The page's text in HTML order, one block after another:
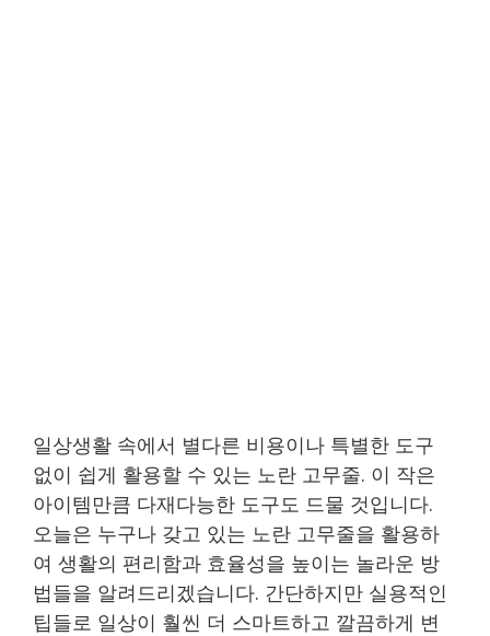
일상생활 속에서 별다른 비용이나 특별한 도구
없이 쉽게 활용할 수 있는 노란 고무줄. 이 작은
아이템만큼 다재다능한 도구도 드물 것입니다.
오늘은 누구나 갖고 있는 노란 고무줄을 활용하
여 생활의 편리함과 효율성을 높이는 놀라운 방
법들을 알려드리겠습니다. 간단하지만 실용적인
팁들로 일상이 훨씬 더 스마트하고 깔끔하게 변